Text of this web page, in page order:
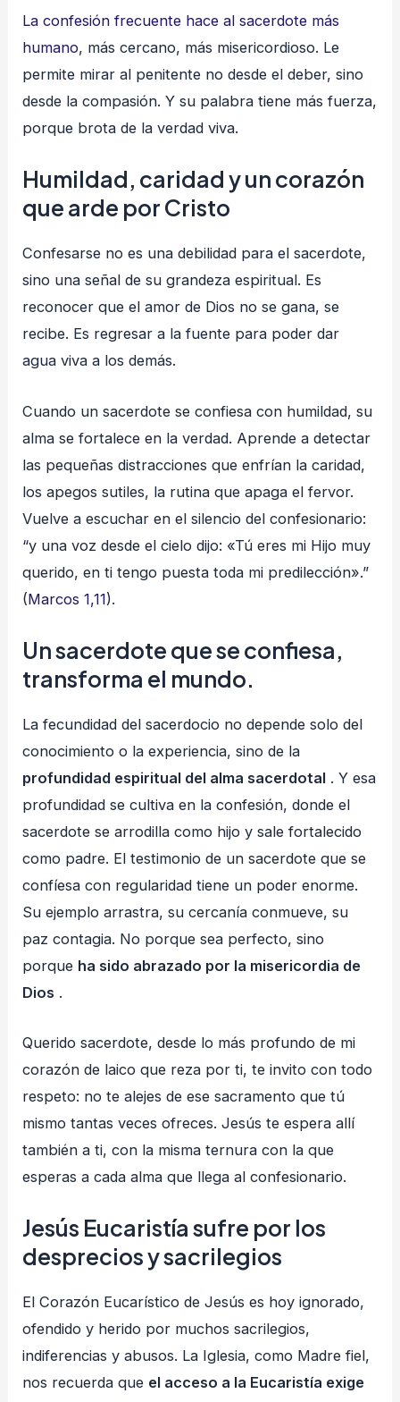
La confesión frecuente hace al sacerdote más
humano, más cercano, más misericordioso. Le
permite mirar al penitente no desde el deber, sino
desde la compasión. Y su palabra tiene más fuerza,
porque brota de la verdad viva.
Humildad, caridad y un corazón
que arde por Cristo
Confesarse no es una debilidad para el sacerdote,
sino una señal de su grandeza espiritual. Es
reconocer que el amor de Dios no se gana, se
recibe. Es regresar a la fuente para poder dar
agua viva a los demás.
Cuando un sacerdote se confiesa con humildad, su
alma se fortalece en la verdad. Aprende a detectar
las pequeñas distracciones que enfrían la caridad,
los apegos sutiles, la rutina que apaga el fervor.
Vuelve a escuchar en el silencio del confesionario:
“y una voz desde el cielo dijo: «Tú eres mi Hijo muy
querido, en ti tengo puesta toda mi predilección».”
(Marcos 1,11).
Un sacerdote que se confiesa,
transforma el mundo.
La fecundidad del sacerdocio no depende solo del
conocimiento o la experiencia, sino de la
profundidad espiritual del alma sacerdotal . Y esa
profundidad se cultiva en la confesión, donde el
sacerdote se arrodilla como hijo y sale fortalecido
como padre. El testimonio de un sacerdote que se
confíesa con regularidad tiene un poder enorme.
Su ejemplo arrastra, su cercanía conmueve, su
paz contagia. No porque sea perfecto, sino
porque ha sido abrazado por la misericordia de
Dios .
Querido sacerdote, desde lo más profundo de mi
corazón de laico que reza por ti, te invito con todo
respeto: no te alejes de ese sacramento que tú
mismo tantas veces ofreces. Jesús te espera allí
también a ti, con la misma ternura con la que
esperas a cada alma que llega al confesionario.
Jesús Eucaristía sufre por los
desprecios y sacrilegios
El Corazón Eucarístico de Jesús es hoy ignorado,
ofendido y herido por muchos sacrilegios,
indiferencias y abusos. La Iglesia, como Madre fiel,
nos recuerda que el acceso a la Eucaristía exige